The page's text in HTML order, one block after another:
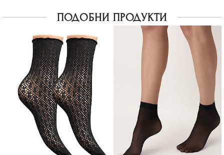
ПОДОБНИ ПРОДУКТИ